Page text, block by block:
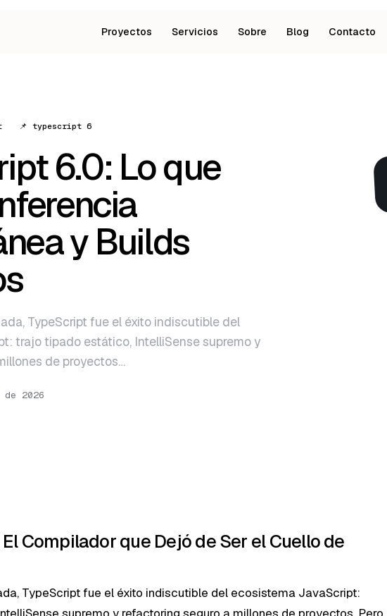
Proyectos Servicios Sobre Blog Contacto
📌 typescript 6
6.0: Lo que
y Builds
TypeScript fue el éxito indiscutible del
trajo tipado estático, IntelliSense supremo y
de proyectos…
2026
Compilador que Dejó de Ser el Cuello de
TypeScript fue el éxito indiscutible del ecosistema JavaScript:
supremo y refactoring seguro a millones de proyectos. Pero